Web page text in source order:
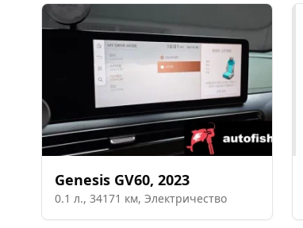
Genesis GV60, 2023
0.1 л., 34171 км, Электричество